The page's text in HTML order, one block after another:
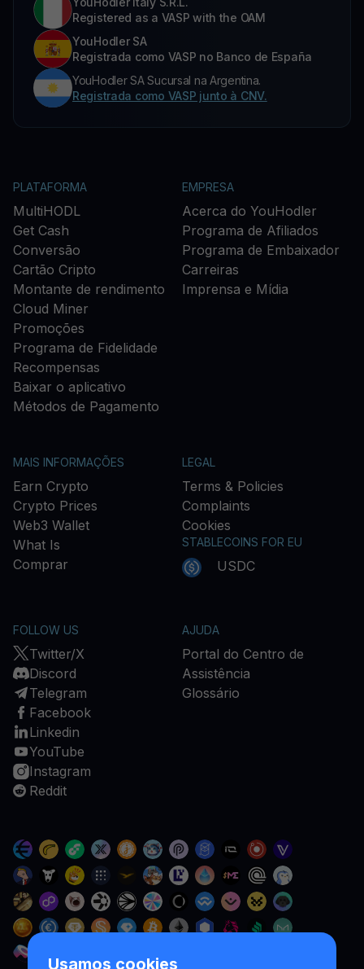
Usamos cookies
Registered as a VASP with the OAM
YouHodler SA
Registrada como VASP no Banco de España
YouHodler SA Sucursal na Argentina.
Registrada como VASP junto à CNV.
PLATAFORMA
MultiHODL
Get Cash
Conversão
Cartão Cripto
Montante de rendimento
Cloud Miner
Promoções
Programa de Fidelidade
Recompensas
Baixar o aplicativo
Métodos de Pagamento
EMPRESA
Acerca do YouHodler
Programa de Afiliados
Programa de Embaixador
Carreiras
Imprensa e Mídia
MAIS INFORMAÇÕES
Earn Crypto
Crypto Prices
Web3 Wallet
What Is
Comprar
LEGAL
Terms & Policies
Complaints
Cookies
STABLECOINS FOR EU
USDC
FOLLOW US
Twitter/X
Discord
Telegram
Facebook
Linkedin
YouTube
Instagram
Reddit
AJUDA
Portal do Centro de
Assistência
Glossário